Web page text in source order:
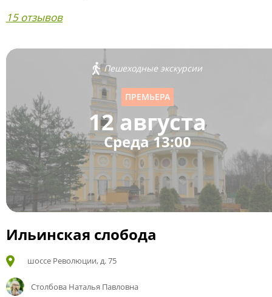
15 отзывов
Пешеходные экскурсии
ПРЕМЬЕРА
12 августа
Среда 13:00
Ильинская слобода
шоссе Революции, д. 75
Столбова Наталья Павловна